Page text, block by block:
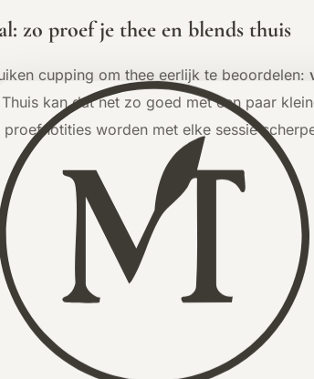
zo proef je thee en blends thuis
cupping om thee eerlijk te beoordelen:
kan dat net zo goed met een paar
worden met elke sessie